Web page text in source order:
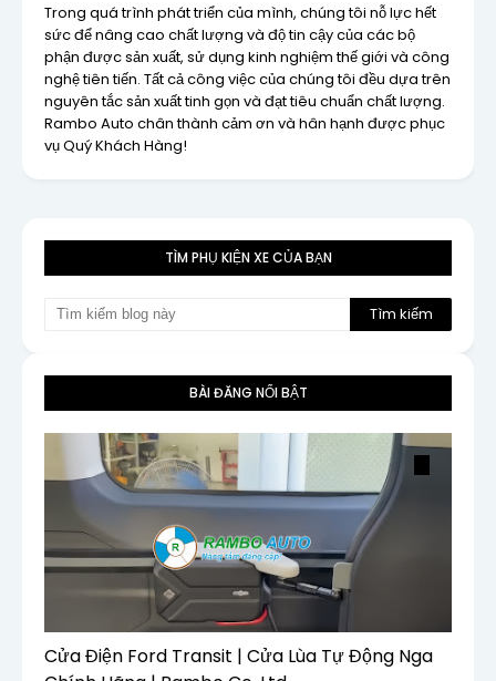
Trong quá trình phát triển của mình, chúng tôi nỗ lực hết
sức để nâng cao chất lượng và độ tin cậy của các bộ
phận được sản xuất, sử dụng kinh nghiệm thế giới và công
nghệ tiên tiến. Tất cả công việc của chúng tôi đều dựa trên
nguyên tắc sản xuất tinh gọn và đạt tiêu chuẩn chất lượng.
Rambo Auto chân thành cảm ơn và hân hạnh được phục
vụ Quý Khách Hàng!
TÌM PHỤ KIỆN XE CỦA BẠN
BÀI ĐĂNG NỔI BẬT
Cửa Điện Ford Transit | Cửa Lùa Tự Động Nga